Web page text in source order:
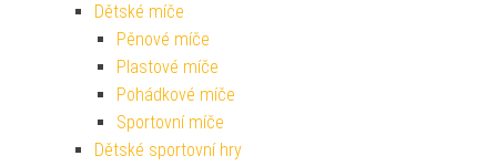
Dětské míče
Pěnové míče
Plastové míče
Pohádkové míče
Sportovní míče
Dětské sportovní hry